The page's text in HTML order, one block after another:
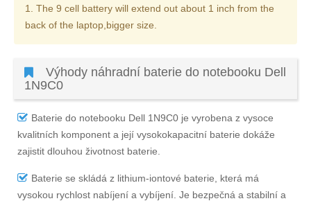
1. The 9 cell battery will extend out about 1 inch from the
back of the laptop,bigger size.
Výhody náhradní baterie do notebooku Dell
1N9C0
Baterie do notebooku Dell 1N9C0 je vyrobena z vysoce
kvalitních komponent a její vysokokapacitní baterie dokáže
zajistit dlouhou životnost baterie.
Baterie se skládá z lithium-iontové baterie, která má
vysokou rychlost nabíjení a vybíjení. Je bezpečná a stabilní a